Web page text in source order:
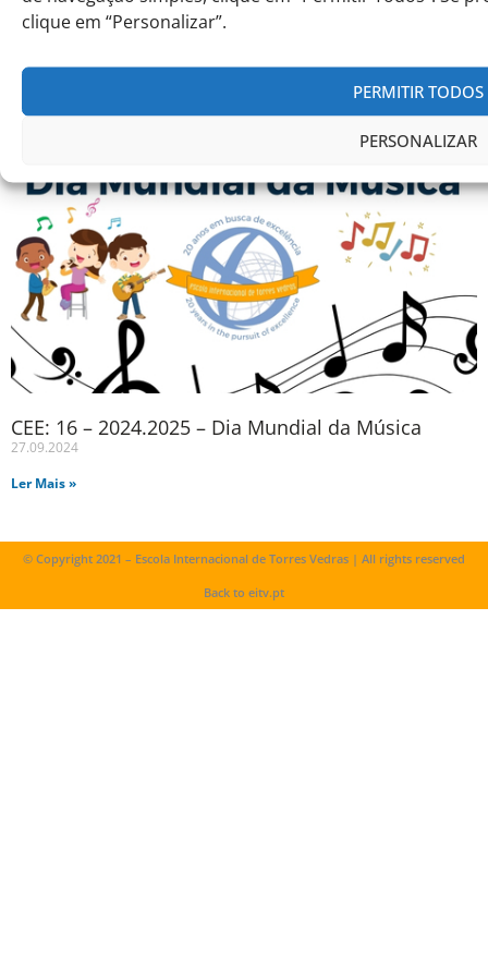
clique em “Personalizar”.
PERMITIR TODOS
PERSONALIZAR
27.09.2024
Ler Mais »
CEE: 16 – 2024.2025 – Dia Mundial da Música
27.09.2024
Ler Mais »
© Copyright 2021 – Escola Internacional de Torres Vedras | All rights reserved
Back to eitv.pt